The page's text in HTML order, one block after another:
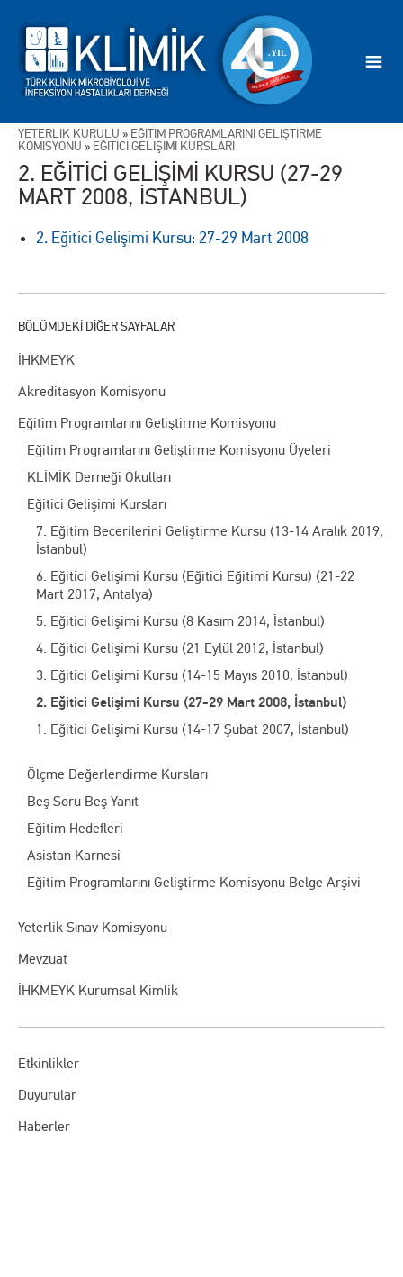
İHKMEYK
Akreditasyon Komisyonu
Eğitim Programlarını Geliştirme Komisyonu
Eğitim Programlarını Geliştirme Komisyonu Üyeleri
KLİMİK Derneği Okulları
Eğitici Gelişimi Kursları
7. Eğitim Becerilerini Geliştirme Kursu (13-14 Aralık 2019,
İstanbul)
6. Eğitici Gelişimi Kursu (Eğitici Eğitimi Kursu) (21-22
Mart 2017, Antalya)
5. Eğitici Gelişimi Kursu (8 Kasım 2014, İstanbul)
4. Eğitici Gelişimi Kursu (21 Eylül 2012, İstanbul)
3. Eğitici Gelişimi Kursu (14-15 Mayıs 2010, İstanbul)
2. Eğitici Gelişimi Kursu (27-29 Mart 2008, İstanbul)
1. Eğitici Gelişimi Kursu (14-17 Şubat 2007, İstanbul)
Ölçme Değerlendirme Kursları
Beş Soru Beş Yanıt
Eğitim Hedefleri
Asistan Karnesi
Eğitim Programlarını Geliştirme Komisyonu Belge Arşivi
Yeterlik Sınav Komisyonu
Mevzuat
İHKMEYK Kurumsal Kimlik
Etkinlikler
Duyurular
Haberler
YETERLİK KURULU » EĞİTİM PROGRAMLARINI GELİŞTİRME
KOMİSYONU » EĞİTİCİ GELİŞİMİ KURSLARI
2. EĞİTİCİ GELİŞİMİ KURSU (27-29
MART 2008, İSTANBUL)
2. Eğitici Gelişimi Kursu: 27-29 Mart 2008